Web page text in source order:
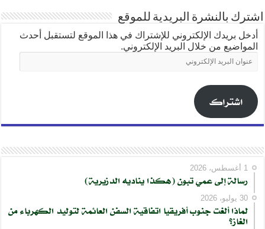
اشترك بالنشرة البريدية للموقع
أدخل بريدك الإلكتروني للإشتراك في هذا الموقع لتستقبل أحدث
المواضيع من خلال البريد الإلكتروني.
عنوان
البريد
اشتراك
1 أغسطس، 2026
رسالة إلى عمي تبون (هكذا يناديه الدزيرية)
30 يوليو، 2026
لماذا ألغت جنوب أفريقيا اتفاقية السفن العائمة لتوليد الكهرباء من
الغاز؟